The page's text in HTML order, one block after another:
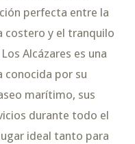
perfecta entre la
costero y el tranquilo
Alcázares es una
conocida por su
marítimo, sus
durante todo el
ideal tanto para